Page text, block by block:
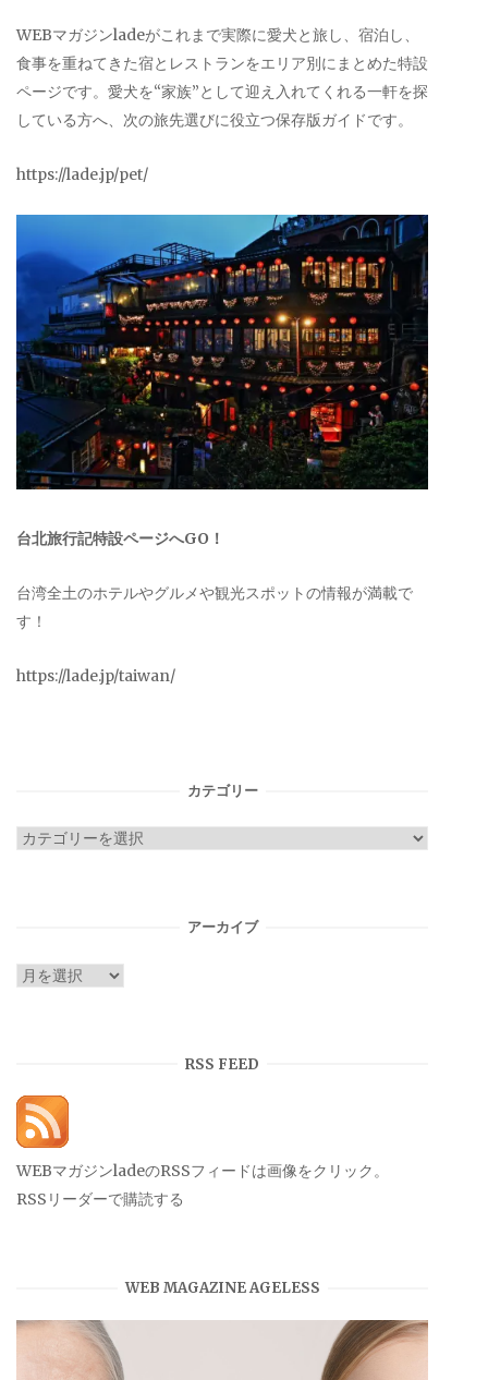
WEBマガジンladeがこれまで実際に愛犬と旅し、宿泊し、
食事を重ねてきた宿とレストランをエリア別にまとめた特設
ページです。愛犬を“家族”として迎え入れてくれる一軒を探
している方へ、次の旅先選びに役立つ保存版ガイドです。
https://lade.jp/pet/
台北旅行記特設ページへGO！
台湾全土のホテルやグルメや観光スポットの情報が満載で
す！
https://lade.jp/taiwan/
カテゴリー
カ
アーカイブ
ア
RSS FEED
WEBマガジンladeのRSSフィードは画像をクリック。
RSSリーダーで購読する
WEB MAGAZINE AGELESS